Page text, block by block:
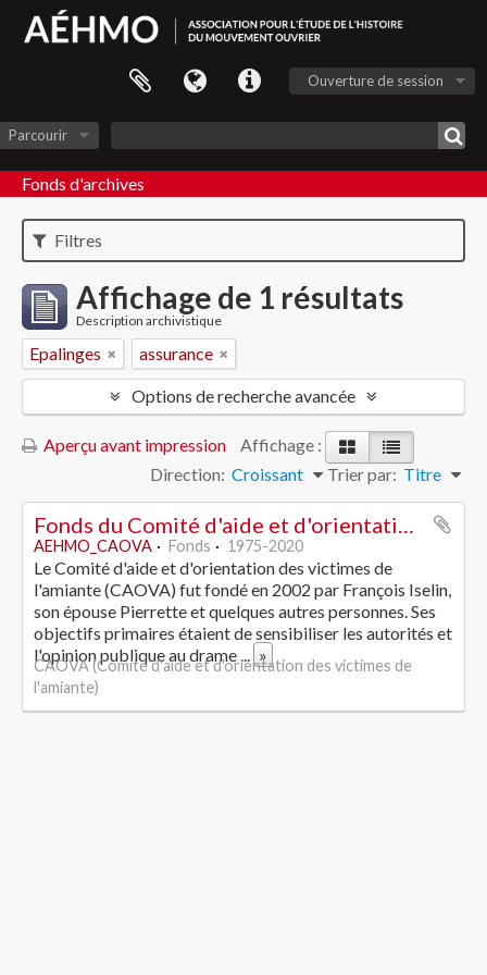
Ouverture de session
Parcourir
Fonds d'archives
Filtres
Affichage de 1 résultats
Description archivistique
Epalinges assurance
Options de recherche avancée
Aperçu avant impression
Affichage :
Trier par: Titre
Direction: Croissant
Fonds du Comité d'aide et d'orientation des victimes de l'amiante
AEHMO_CAOVA Fonds 1975-2020
Le Comité d'aide et d'orientation des victimes de
l'amiante (CAOVA) fut fondé en 2002 par François Iselin,
son épouse Pierrette et quelques autres personnes. Ses
objectifs primaires étaient de sensibiliser les autorités et
l'opinion publique au drame... »
CAOVA (Comité d'aide et d'orientation des victimes de
l'amiante)